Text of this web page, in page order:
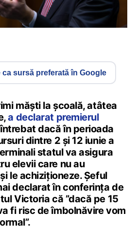
ca sursă preferată în Google
măști la școală, atâtea
a declarat premierul
dacă în perioada
dintre 2 și 12 iunie a
statul va asigura
elevii care nu au
le achiziționeze. Șeful
declarat în conferința de
Victoria că ”dacă pe 15
fi risc de îmbolnăvire vom